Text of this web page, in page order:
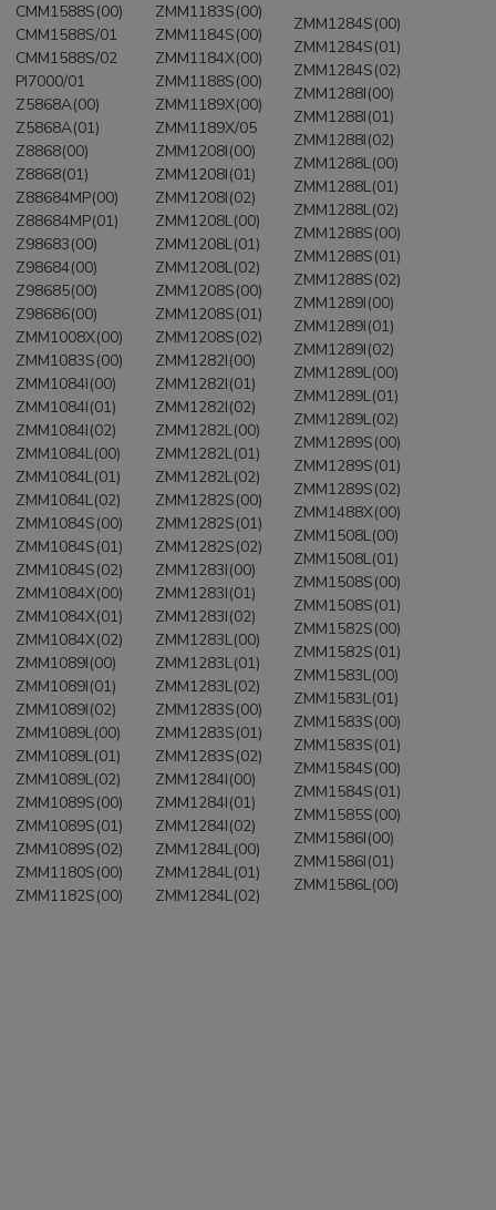
CMM1588S(00)
CMM1588S/01
CMM1588S/02
PI7000/01
Z5868A(00)
Z5868A(01)
Z8868(00)
Z8868(01)
Z88684MP(00)
Z88684MP(01)
Z98683(00)
Z98684(00)
Z98685(00)
Z98686(00)
ZMM1008X(00)
ZMM1083S(00)
ZMM1084I(00)
ZMM1084I(01)
ZMM1084I(02)
ZMM1084L(00)
ZMM1084L(01)
ZMM1084L(02)
ZMM1084S(00)
ZMM1084S(01)
ZMM1084S(02)
ZMM1084X(00)
ZMM1084X(01)
ZMM1084X(02)
ZMM1089I(00)
ZMM1089I(01)
ZMM1089I(02)
ZMM1089L(00)
ZMM1089L(01)
ZMM1089L(02)
ZMM1089S(00)
ZMM1089S(01)
ZMM1089S(02)
ZMM1180S(00)
ZMM1182S(00)
ZMM1183S(00)
ZMM1184S(00)
ZMM1184X(00)
ZMM1188S(00)
ZMM1189X(00)
ZMM1189X/05
ZMM1208I(00)
ZMM1208I(01)
ZMM1208I(02)
ZMM1208L(00)
ZMM1208L(01)
ZMM1208L(02)
ZMM1208S(00)
ZMM1208S(01)
ZMM1208S(02)
ZMM1282I(00)
ZMM1282I(01)
ZMM1282I(02)
ZMM1282L(00)
ZMM1282L(01)
ZMM1282L(02)
ZMM1282S(00)
ZMM1282S(01)
ZMM1282S(02)
ZMM1283I(00)
ZMM1283I(01)
ZMM1283I(02)
ZMM1283L(00)
ZMM1283L(01)
ZMM1283L(02)
ZMM1283S(00)
ZMM1283S(01)
ZMM1283S(02)
ZMM1284I(00)
ZMM1284I(01)
ZMM1284I(02)
ZMM1284L(00)
ZMM1284L(01)
ZMM1284L(02)
ZMM1284S(00)
ZMM1284S(01)
ZMM1284S(02)
ZMM1288I(00)
ZMM1288I(01)
ZMM1288I(02)
ZMM1288L(00)
ZMM1288L(01)
ZMM1288L(02)
ZMM1288S(00)
ZMM1288S(01)
ZMM1288S(02)
ZMM1289I(00)
ZMM1289I(01)
ZMM1289I(02)
ZMM1289L(00)
ZMM1289L(01)
ZMM1289L(02)
ZMM1289S(00)
ZMM1289S(01)
ZMM1289S(02)
ZMM1488X(00)
ZMM1508L(00)
ZMM1508L(01)
ZMM1508S(00)
ZMM1508S(01)
ZMM1582S(00)
ZMM1582S(01)
ZMM1583L(00)
ZMM1583L(01)
ZMM1583S(00)
ZMM1583S(01)
ZMM1584S(00)
ZMM1584S(01)
ZMM1585S(00)
ZMM1586I(00)
ZMM1586I(01)
ZMM1586L(00)